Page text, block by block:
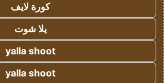
كورة لايف
يلا شوت
yalla shoot
yalla shoot